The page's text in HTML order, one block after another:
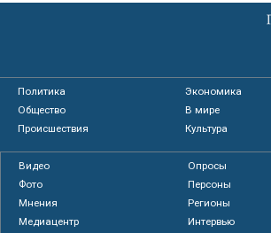
Политика
Экономика
Общество
В мире
Происшествия
Культура
Видео
Опросы
Фото
Персоны
Мнения
Регионы
Медиацентр
Интервью